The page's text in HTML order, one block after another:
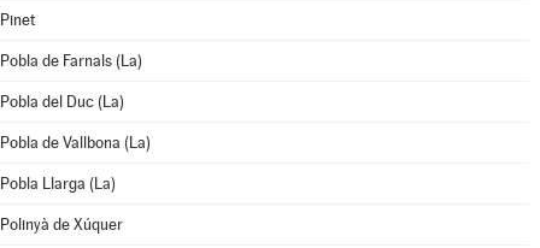
Pinet
Pobla de Farnals (La)
Pobla del Duc (La)
Pobla de Vallbona (La)
Pobla Llarga (La)
Polinyà de Xúquer